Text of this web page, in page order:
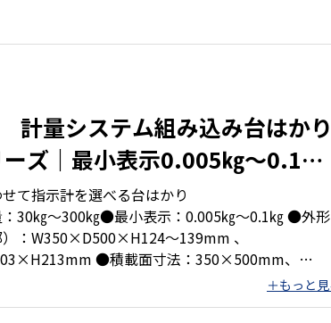
計量システム組み込み台はかり
ズ｜最小表示0.005㎏～0.1㎏
30㎏～300㎏
て指示計を選べる台はかり
30㎏～300㎏●最小表示：0.005㎏～0.1㎏ ●外形
：W350×D500×H124〜139mm 、
●積載面寸法：350×500mm、